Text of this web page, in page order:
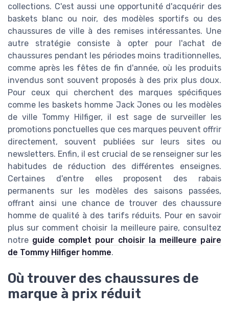
collections. C'est aussi une opportunité d'acquérir des
baskets blanc ou noir, des modèles sportifs ou des
chaussures de ville à des remises intéressantes. Une
autre stratégie consiste à opter pour l'achat de
chaussures pendant les périodes moins traditionnelles,
comme après les fêtes de fin d'année, où les produits
invendus sont souvent proposés à des prix plus doux.
Pour ceux qui cherchent des marques spécifiques
comme les baskets homme Jack Jones ou les modèles
de ville Tommy Hilfiger, il est sage de surveiller les
promotions ponctuelles que ces marques peuvent offrir
directement, souvent publiées sur leurs sites ou
newsletters. Enfin, il est crucial de se renseigner sur les
habitudes de réduction des différentes enseignes.
Certaines d'entre elles proposent des rabais
permanents sur les modèles des saisons passées,
offrant ainsi une chance de trouver des chaussure
homme de qualité à des tarifs réduits. Pour en savoir
plus sur comment choisir la meilleure paire, consultez
notre guide complet pour choisir la meilleure paire
de Tommy Hilfiger homme.
Où trouver des chaussures de
marque à prix réduit